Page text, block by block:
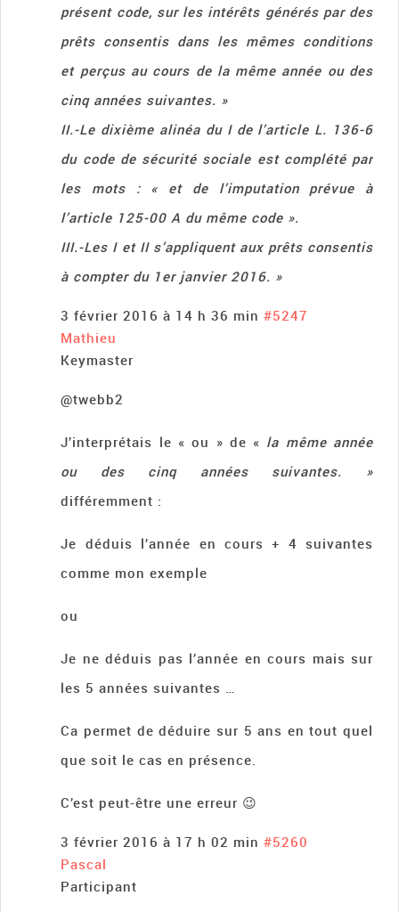
présent code, sur les intérêts générés par des
prêts consentis dans les mêmes conditions
et perçus au cours de la même année ou des
cinq années suivantes. »
II.-Le dixième alinéa du I de l’article L. 136-6
du code de sécurité sociale est complété par
les mots : « et de l’imputation prévue à
l’article 125-00 A du même code ».
III.-Les I et II s’appliquent aux prêts consentis
à compter du 1er janvier 2016. »
3 février 2016 à 14 h 36 min #5247
Mathieu
Keymaster
@twebb2
J’interprétais le « ou » de « la même année
ou des cinq années suivantes. »
différemment :
Je déduis l’année en cours + 4 suivantes
comme mon exemple
ou
Je ne déduis pas l’année en cours mais sur
les 5 années suivantes …
Ca permet de déduire sur 5 ans en tout quel
que soit le cas en présence.
C’est peut-être une erreur 😉
3 février 2016 à 17 h 02 min #5260
Pascal
Participant